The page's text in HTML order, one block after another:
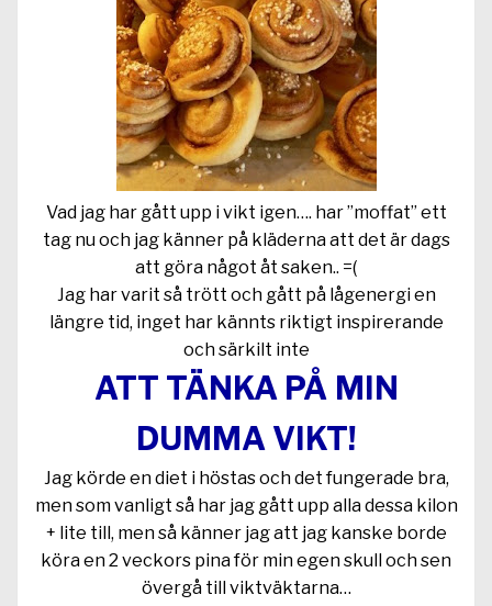
Vad jag har gått upp i vikt igen…. har ”moffat” ett
tag nu och jag känner på kläderna att det är dags
att göra något åt saken.. =(
Jag har varit så trött och gått på lågenergi en
längre tid, inget har kännts riktigt inspirerande
och särkilt inte
ATT TÄNKA PÅ MIN
DUMMA VIKT!
Jag körde en diet i höstas och det fungerade bra,
men som vanligt så har jag gått upp alla dessa kilon
+ lite till, men så känner jag att jag kanske borde
köra en 2 veckors pina för min egen skull och sen
övergå till viktväktarna…